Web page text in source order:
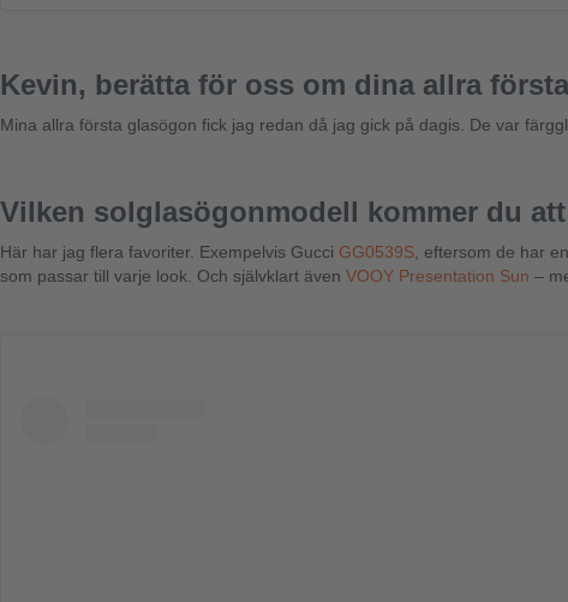
Kevin, berätta för oss om dina allra
Mina allra första glasögon fick jag redan då jag gick på dagis. De var
Vilken solglasögonmodell kommer du
Här har jag flera favoriter. Exempelvis Gucci GG0539S , eftersom de har
som passar till varje look. Och självklart även VOOY Presentation Sun –